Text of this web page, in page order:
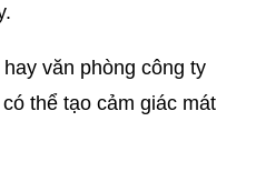
văn phòng công ty
thể tạo cảm giác mát